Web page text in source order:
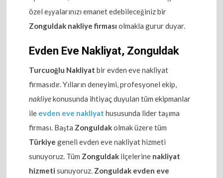
özel eşyalarınızı emanet edebileceğiniz bir
Zonguldak nakliye firması olmakla gurur duyar.
Evden Eve Nakliyat, Zonguldak
Turcuoğlu Nakliyat bir evden eve nakliyat
firmasıdır. Yılların deneyimi, profesyonel ekip,
nakliyekonusunda ihtiyaç duyulan tüm ekipmanlar
ile evden eve nakliyat hususunda lider taşıma
firması. Başta Zonguldakolmak üzere tüm
Türkiye geneli evden eve nakliyat hizmeti
sunuyoruz. Tüm Zonguldak ilçelerine nakliyat
hizmeti sunuyoruz. Zonguldak evden eve